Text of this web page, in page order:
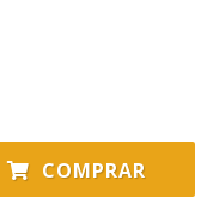
COMPRAR